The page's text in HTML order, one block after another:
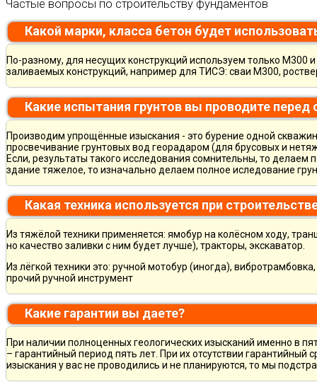
Частые вопросы по строительству фундаментов
Какой марки, класса бетон будет
По-разному, для несущих конструкций используем только М300
заливаемых конструкций, например для ТИСЭ: сваи М300,
Какие испытания грунтов вы проводите перед
Производим упрощённые изыскания - это бурение одной
просвечивание грунтовых вод георадаром (для брусовых и
Если, результаты такого исследования сомнительны, то
здание тяжелое, то изначально делаем полное иследование
Какая техника используется при
Из тяжёлой техники применяется: ямобур на колёсном ходу,
но качество заливки с ним будет лучше), тракторы, экскаватор.
Из лёгкой техники это: ручной мотобур (иногда),
прочий ручной инструмент
Какие гарантии вы даете?
При наличии полноценных геологических изысканий именно в
– гарантийный период пять лет. При их отсутствии гарантийный
изыскания у вас не проводились и не планируются, то мы